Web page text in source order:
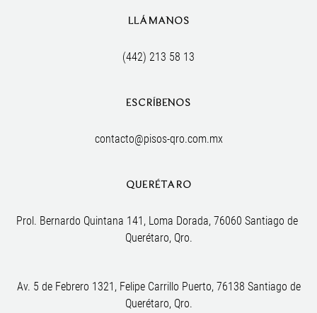
LLÁMANOS
(442) 213 58 13
ESCRÍBENOS
contacto@pisos-qro.com.mx
QUERÉTARO
Prol. Bernardo Quintana 141, Loma Dorada, 76060 Santiago de
Querétaro, Qro.
Av. 5 de Febrero 1321, Felipe Carrillo Puerto, 76138 Santiago de
Querétaro, Qro.